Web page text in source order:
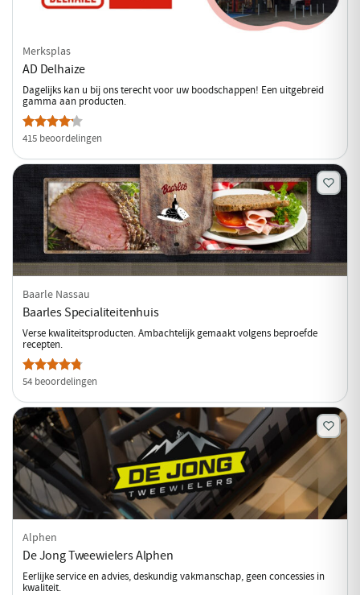
Merksplas
AD Delhaize
Dagelijks kan u bij ons terecht voor uw boodschappen! Een uitgebreid
gamma aan producten.
415 beoordelingen
Baarle Nassau
Baarles Specialiteitenhuis
Verse kwaliteitsproducten. Ambachtelijk gemaakt volgens beproefde
recepten.
54 beoordelingen
Alphen
De Jong Tweewielers Alphen
Eerlijke service en advies, deskundig vakmanschap, geen concessies in
kwaliteit.